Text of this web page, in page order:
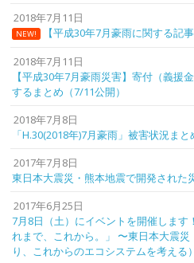
2018年7月11日
NEW! 【平成30年7月豪雨に関する記事
2018年7月11日
【平成30年7月豪雨災害】寄付（義援
するまとめ（7/11公開）
2018年7月8日
「H.30(2018年)7月豪雨」被害状況ま
2017年7月8日
東日本大震災・熊本地震で開発された
2017年6月25日
7月8日（土）にイベントを開催します
れまで、これから。」 〜東日本大震
り、これからのエコシステムを考える）